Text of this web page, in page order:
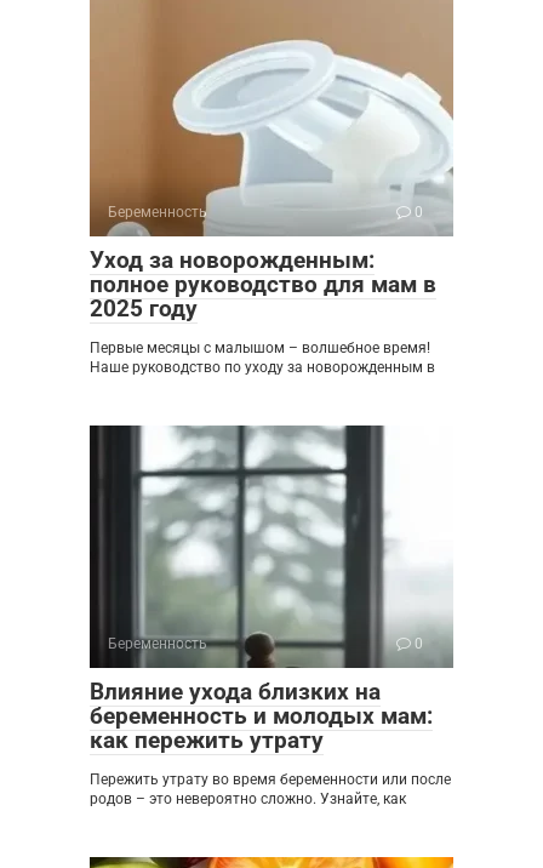
Беременность 0
Уход за новорожденным:
полное руководство для мам в
2025 году
Первые месяцы с малышом – волшебное время!
Наше руководство по уходу за новорожденным в
Беременность 0
Влияние ухода близких на
беременность и молодых мам:
как пережить утрату
Пережить утрату во время беременности или после
родов – это невероятно сложно. Узнайте, как